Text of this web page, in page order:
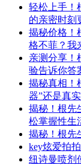
轻松上手！
的亲密时刻
揭秘价格！
格不菲？我
亲测分享！
验告诉你答
揭秘真相！
器”还是真
揭秘！根先
松掌握性生
揭秘！根先
key炫爱拍
纽诗曼喷剂